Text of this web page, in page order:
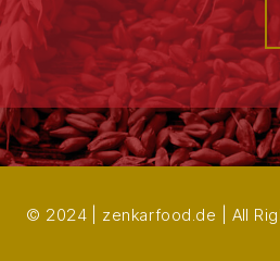
© 2024 | zenkarfood.de | All